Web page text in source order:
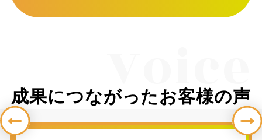
Voice
成果につながったお客様の声